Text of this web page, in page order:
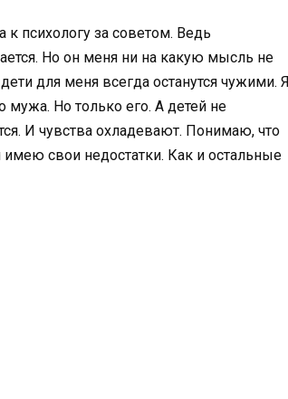
психологу за советом. Ведь
Но он меня ни на какую мысль не
для меня всегда останутся чужими. Я
мужа. Но только его. А детей не
И чувства охладевают. Понимаю, что
свои недостатки. Как и остальные